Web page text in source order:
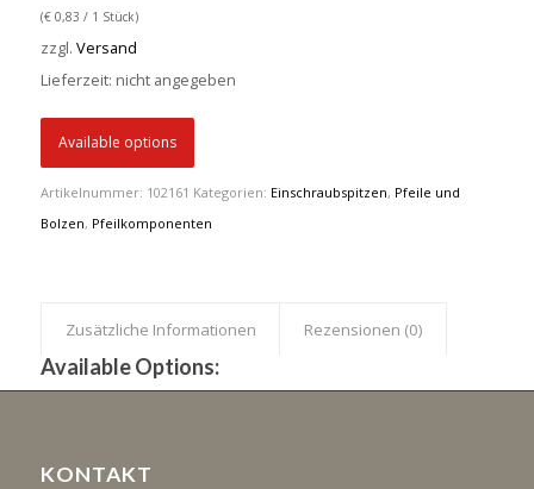
(€0,83 / 1 Stück)
zzgl. Versand
Lieferzeit: nicht angegeben
Available options
Artikelnummer: 102161 Kategorien: Einschraubspitzen, Pfeile und
Bolzen, Pfeilkomponenten
Zusätzliche Informationen Rezensionen (0)
Available Options:
KONTAKT